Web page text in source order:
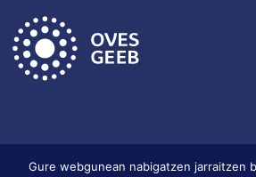
Gure webgunean nabigatzen jarraitzen